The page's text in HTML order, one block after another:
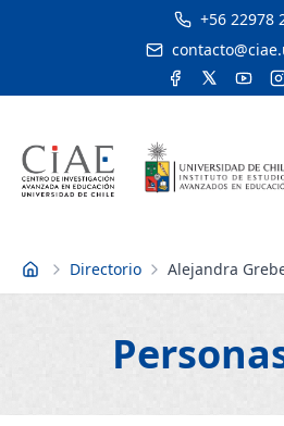
+56 22978
Inicio Directorio Alejandra